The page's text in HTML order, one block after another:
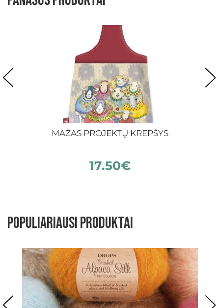
MAŽAS PROJEKTŲ KREPŠYS
17.50€
Populiariausi produktai